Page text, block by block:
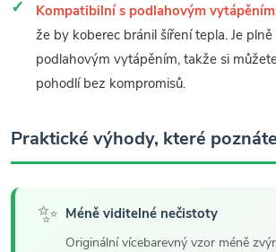
Kompatibilní s podlahovým
že by koberec bránil šíření tepla. Je
podlahovým vytápěním, takže si
pohodlí bez kompromisů.
Praktické výhody, které
✨ Méně viditelné nečistoty
Originální vícebarevný vzor méně